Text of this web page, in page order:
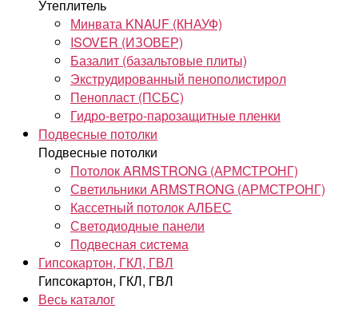
Утеплитель
Минвата KNAUF (КНАУФ)
ISOVER (ИЗОВЕР)
Базалит (базальтовые плиты)
Экструдированный пенополистирол
Пенопласт (ПСБС)
Гидро-ветро-парозащитные пленки
Подвесные потолки
Подвесные потолки
Потолок ARMSTRONG (АРМСТРОНГ)
Светильники ARMSTRONG (АРМСТРОНГ)
Кассетный потолок АЛБЕС
Светодиодные панели
Подвесная система
Гипсокартон, ГКЛ, ГВЛ
Гипсокартон, ГКЛ, ГВЛ
Весь каталог